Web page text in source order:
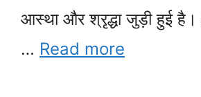
आस्था और श्रृद्धा जुड़ी हुई है।
… Read more